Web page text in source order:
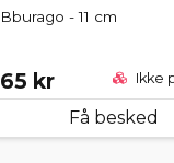
Bburago - 11 cm
65 kr Ikke
Få besked